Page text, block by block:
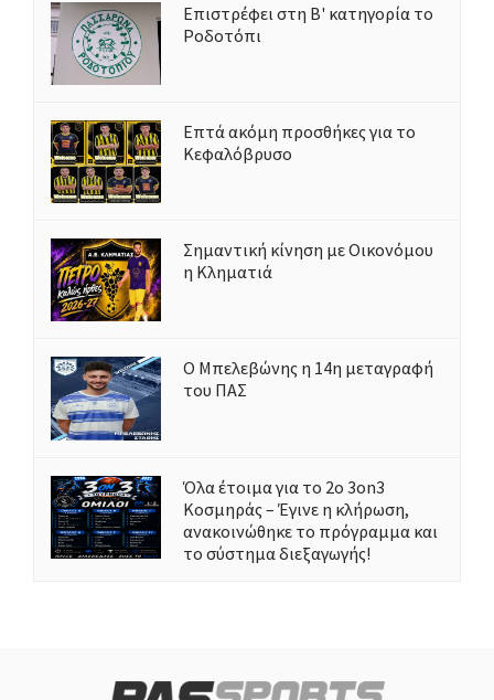
Επιστρέφει στη Β' κατηγορία το
Ροδοτόπι
Επτά ακόμη προσθήκες για το
Κεφαλόβρυσο
Σημαντική κίνηση με Οικονόμου
η Κληματιά
Ο Μπελεβώνης η 14η μεταγραφή
του ΠΑΣ
Όλα έτοιμα για το 2ο 3on3
Κοσμηράς – Έγινε η κλήρωση,
ανακοινώθηκε το πρόγραμμα και
το σύστημα διεξαγωγής!